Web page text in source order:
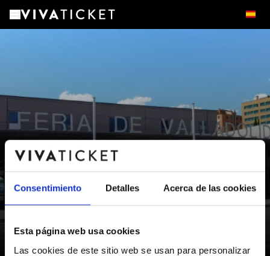
Consentimiento Detalles Acerca de las cookies
Esta página web usa cookies
Las cookies de este sitio web se usan para personalizar
RECINTO FERIAL DE
VALLADOLID
Valladolid - Valladolid